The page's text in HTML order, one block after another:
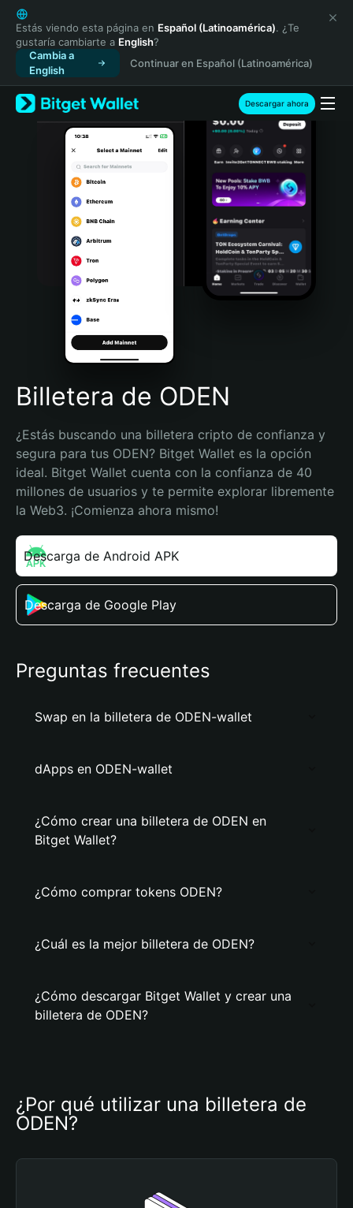
English
日本語
Tiếng Việt
Русский
Español (Latinoamérica)
Türkçe
Italiano
Português (Portugal)
Bahasa Indonesia
Português (Brasil)
Español (Argentina)
Estás viendo esta página en Español (Latinoamérica). ¿Te
gustaría cambiarte a English?
Cambia a
English
Continuar en Español (Latinoamérica)
Descargar ahora
Billetera de ODEN
¿Estás buscando una billetera cripto de confianza y
segura para tus ODEN? Bitget Wallet es la opción
ideal. Bitget Wallet cuenta con la confianza de 40
millones de usuarios y te permite explorar libremente
la Web3. ¡Comienza ahora mismo!
Descarga de Android APK
Descarga de Google Play
Preguntas frecuentes
Swap en la billetera de ODEN-wallet
dApps en ODEN-wallet
¿Cómo crear una billetera de ODEN en
Bitget Wallet?
¿Cómo comprar tokens ODEN?
¿Cuál es la mejor billetera de ODEN?
¿Cómo descargar Bitget Wallet y crear una
billetera de ODEN?
¿Por qué utilizar una billetera de
ODEN?